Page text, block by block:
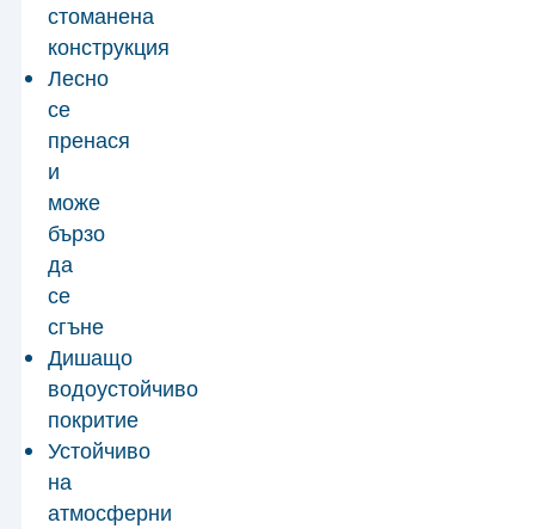
стоманена
конструкция
Лесно
се
пренася
и
може
бързо
да
се
сгъне
Дишащо
водоустойчиво
покритие
Устойчиво
на
атмосферни